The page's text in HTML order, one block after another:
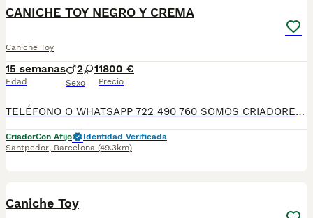
CANICHE TOY NEGRO Y CREMA
Caniche Toy
15 semanas
Edad
2 1
Sexo
1800 €
Precio
TELÉFONO O WHATSAPP 722 490 760 SOMOS CRIADORES DIRECTOS SIN INTERMEDIARIOS! MÁS DE 20 AÑOS EN EL SECTOR NOS AVALAN, VALORANDO TANTO LA CRIA RESPONSABLE COMO TAMBIÉN LA SELECCIÓN PARA MEJORAR LA RAZA DURANTE TODOS ESTOS AÑOS. NUESTROS CACHORROS SE ENTREGAN PREVIAMENTE REVISADOS POR NUESTRO VETERINARIO PROFESIONAL Y BAJO LOS MAS ESTRICTOS CONTROLES DE SALUD, HACEMOS HINCAPIÉ EN SU SOCIABILIZACIÓN PARA SU CORRECTO DESARROLLO NEUROLOGICO! Y OS ASESORAMOS ANTES DURANTE Y DESPUES DE LA ENTREGA PARA QUE TODO SEA LO MAS AFABLE Y FACIL POSIBLE DURANTE LA ADAPTACION! NUESTROS BEBES SE ENTREGAN A PARTIR DE LOS DOS MESES CON SUS VACUNAS AL DIA, DESPARASITADOS Y CON GARANTIAS DE SALUD, MICROCHIP Y CARTILLA DE VACUNACION! SI BUSCAS UN COMPAÑERO SANO Y EQUILIBRADO ESTE ES EL LUGAR, TE ASESORAREMOS DURANTE TODO EL PROCESO NO DUDES EN CONSULTAR POR NUESTROS PEQUES AL 722 490 760
CriadorCon Afijo
Identidad Verificada
Santpedor, Barcelona (49.3km)
Caniche Toy